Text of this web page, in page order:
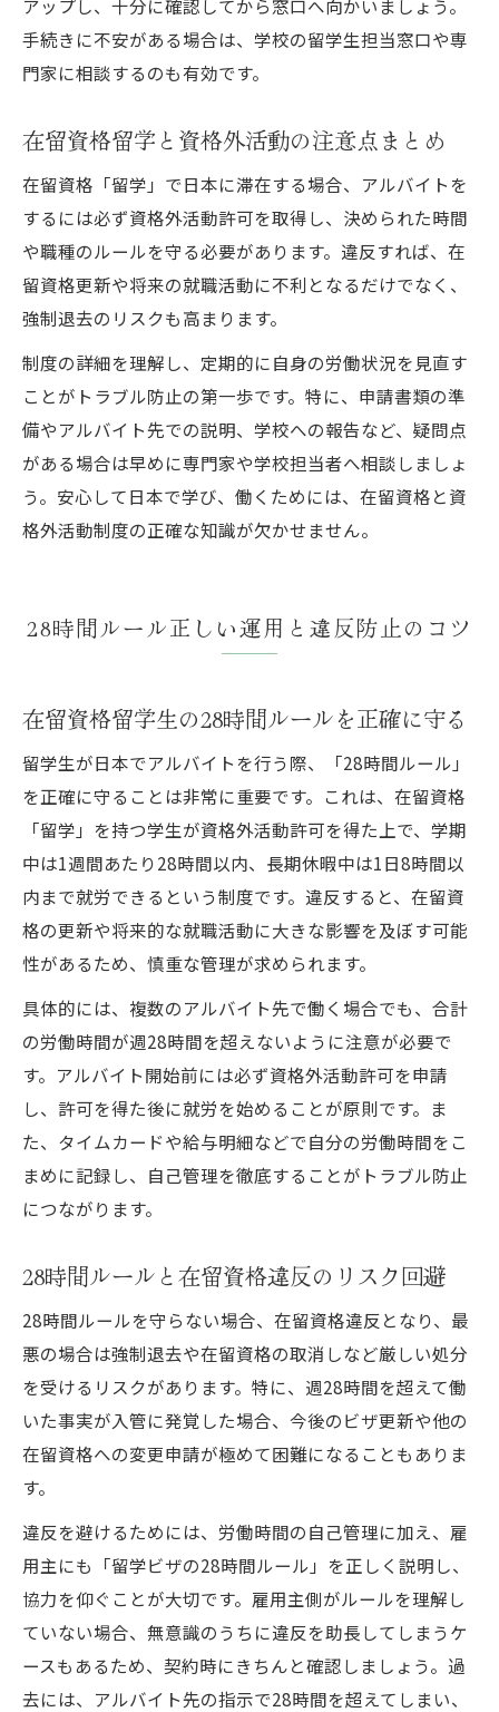
アップし、十分に確認してから窓口へ向かいましょう。
手続きに不安がある場合は、学校の留学生担当窓口や専
門家に相談するのも有効です。
在留資格留学と資格外活動の注意点まとめ
在留資格「留学」で日本に滞在する場合、アルバイトを
するには必ず資格外活動許可を取得し、決められた時間
や職種のルールを守る必要があります。違反すれば、在
留資格更新や将来の就職活動に不利となるだけでなく、
強制退去のリスクも高まります。
制度の詳細を理解し、定期的に自身の労働状況を見直す
ことがトラブル防止の第一歩です。特に、申請書類の準
備やアルバイト先での説明、学校への報告など、疑問点
がある場合は早めに専門家や学校担当者へ相談しましょ
う。安心して日本で学び、働くためには、在留資格と資
格外活動制度の正確な知識が欠かせません。
28時間ルール正しい運用と違反防止のコツ
在留資格留学生の28時間ルールを正確に守る
留学生が日本でアルバイトを行う際、「28時間ルール」
を正確に守ることは非常に重要です。これは、在留資格
「留学」を持つ学生が資格外活動許可を得た上で、学期
中は1週間あたり28時間以内、長期休暇中は1日8時間以
内まで就労できるという制度です。違反すると、在留資
格の更新や将来的な就職活動に大きな影響を及ぼす可能
性があるため、慎重な管理が求められます。
具体的には、複数のアルバイト先で働く場合でも、合計
の労働時間が週28時間を超えないように注意が必要で
す。アルバイト開始前には必ず資格外活動許可を申請
し、許可を得た後に就労を始めることが原則です。ま
た、タイムカードや給与明細などで自分の労働時間をこ
まめに記録し、自己管理を徹底することがトラブル防止
につながります。
28時間ルールと在留資格違反のリスク回避
28時間ルールを守らない場合、在留資格違反となり、最
悪の場合は強制退去や在留資格の取消しなど厳しい処分
を受けるリスクがあります。特に、週28時間を超えて働
いた事実が入管に発覚した場合、今後のビザ更新や他の
在留資格への変更申請が極めて困難になることもありま
す。
違反を避けるためには、労働時間の自己管理に加え、雇
用主にも「留学ビザの28時間ルール」を正しく説明し、
協力を仰ぐことが大切です。雇用主側がルールを理解し
ていない場合、無意識のうちに違反を助長してしまうケ
ースもあるため、契約時にきちんと確認しましょう。過
去には、アルバイト先の指示で28時間を超えてしまい、